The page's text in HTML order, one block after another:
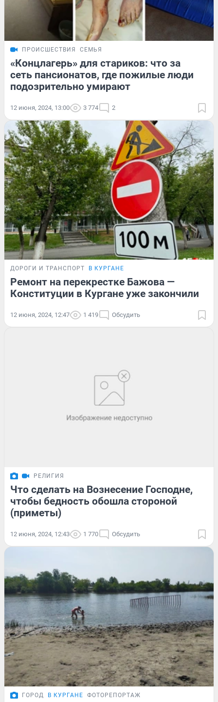
ПРОИСШЕСТВИЯ СЕМЬЯ
«Концлагерь» для стариков: что за
сеть пансионатов, где пожилые люди
подозрительно умирают
12 июня, 2024, 13:00 3 774 2
ДОРОГИ И ТРАНСПОРТ В КУРГАНЕ
Ремонт на перекрестке Бажова —
Конституции в Кургане уже закончили
12 июня, 2024, 12:47 1 419 Обсудить
РЕЛИГИЯ
Что сделать на Вознесение Господне,
чтобы бедность обошла стороной
(приметы)
12 июня, 2024, 12:43 1 770 Обсудить
ГОРОД В КУРГАНЕ ФОТОРЕПОРТАЖ